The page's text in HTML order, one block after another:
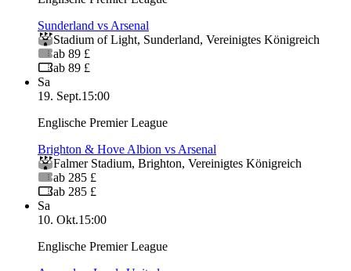
Sunderland vs Arsenal
Stadium of Light, Sunderland, Vereinigtes Königreich
ab 89 £
ab 89 £
Sa
19. Sept.15:00
Englische Premier League
Brighton & Hove Albion vs Arsenal
Falmer Stadium, Brighton, Vereinigtes Königreich
ab 285 £
ab 285 £
Sa
10. Okt.15:00
Englische Premier League